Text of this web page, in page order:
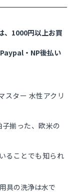
、1000円以上お買
・NP後払い
スター 水性アクリ
揃った、欧米の
ることでも知られ
具の洗浄は水で